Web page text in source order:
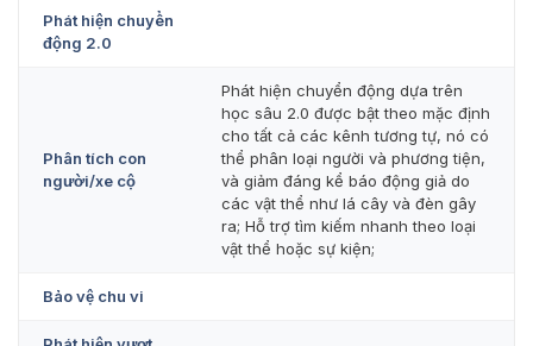
Phát hiện chuyển
động 2.0
Phân tích con
người/xe cộ
Phát hiện chuyển động dựa trên
học sâu 2.0 được bật theo mặc định
cho tất cả các kênh tương tự, nó có
thể phân loại người và phương tiện,
và giảm đáng kể báo động giả do
các vật thể như lá cây và đèn gây
ra; Hỗ trợ tìm kiếm nhanh theo loại
vật thể hoặc sự kiện;
Bảo vệ chu vi